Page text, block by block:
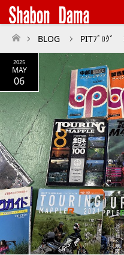
Instagram
ホーム
BLOG PITﾌﾞﾛｸﾞ
2025
MAY
06